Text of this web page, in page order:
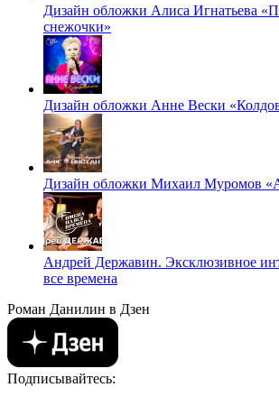
Дизайн обложки Алиса Игнатьева
снежочки»
Дизайн обложки Анне Вески
Дизайн обложки Михаил Муромов
Андрей Державин. Эксклюзивное
все времена
Роман Данилин в Дзен
Подписывайтесь: